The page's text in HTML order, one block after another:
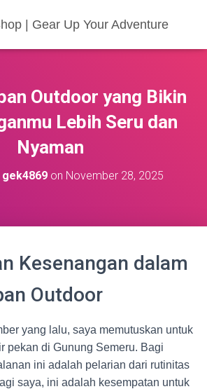
| Gear Up Your Adventure
Outdoor yang Bikin
Lebih Seru dan
Nyaman
gek4869on November 28, 2025
Kesenangan dalam
Outdoor
yang lalu, saya memutuskan untuk
pekan di Gunung Semeru. Bagi
ini adalah pelarian dari rutinitas
saya, ini adalah kesempatan untuk